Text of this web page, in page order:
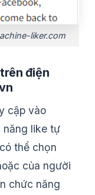
liker.com
điện
cập vào
năng like tự
thể chọn
của người
chức năng